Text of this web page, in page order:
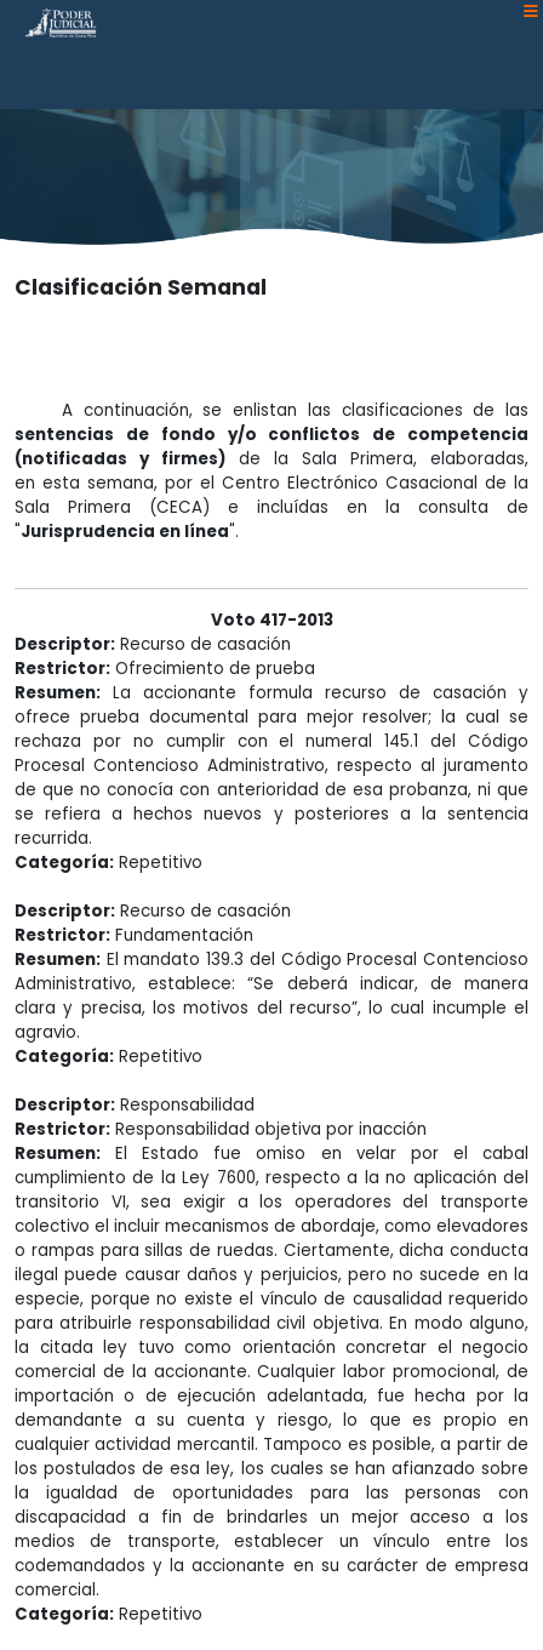
Atención:
Este
accesibilidad.
Clasificación Semanal
A continuación, se enlistan las clasificaciones de las
sentencias de fondo y/o conflictos de competencia
(notificadas y firmes) de la Sala Primera, elaboradas,
en esta semana, por el Centro Electrónico Casacional de la
Sala Primera (CECA) e incluídas en la consulta de
"Jurisprudencia en línea".
Voto 417-2013
Descriptor: Recurso de casación
Restrictor: Ofrecimiento de prueba
Resumen: La accionante formula recurso de casación y
ofrece prueba documental para mejor resolver; la cual se
rechaza por no cumplir con el numeral 145.1 del Código
Procesal Contencioso Administrativo, respecto al juramento
de que no conocía con anterioridad de esa probanza, ni que
se refiera a hechos nuevos y posteriores a la sentencia
recurrida.
Categoría: Repetitivo
Descriptor: Recurso de casación
Restrictor: Fundamentación
Resumen: El mandato 139.3 del Código Procesal Contencioso
Administrativo, establece: “Se deberá indicar, de manera
clara y precisa, los motivos del recurso”, lo cual incumple el
agravio.
Categoría: Repetitivo
Descriptor: Responsabilidad
Restrictor: Responsabilidad objetiva por inacción
Resumen: El Estado fue omiso en velar por el cabal
cumplimiento de la Ley 7600, respecto a la no aplicación del
transitorio VI, sea exigir a los operadores del transporte
colectivo el incluir mecanismos de abordaje, como elevadores
o rampas para sillas de ruedas. Ciertamente, dicha conducta
ilegal puede causar daños y perjuicios, pero no sucede en la
especie, porque no existe el vínculo de causalidad requerido
para atribuirle responsabilidad civil objetiva. En modo alguno,
la citada ley tuvo como orientación concretar el negocio
comercial de la accionante. Cualquier labor promocional, de
importación o de ejecución adelantada, fue hecha por la
demandante a su cuenta y riesgo, lo que es propio en
cualquier actividad mercantil. Tampoco es posible, a partir de
los postulados de esa ley, los cuales se han afianzado sobre
la igualdad de oportunidades para las personas con
discapacidad a fin de brindarles un mejor acceso a los
medios de transporte, establecer un vínculo entre los
codemandados y la accionante en su carácter de empresa
comercial.
Categoría: Repetitivo